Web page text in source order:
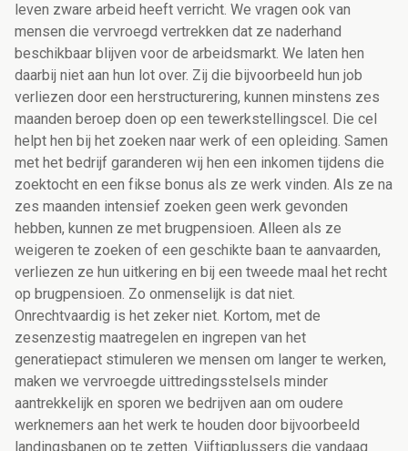
leven zware arbeid heeft verricht. We vragen ook van
mensen die vervroegd vertrekken dat ze naderhand
beschikbaar blijven voor de arbeidsmarkt. We laten hen
daarbij niet aan hun lot over. Zij die bijvoorbeeld hun job
verliezen door een herstructurering, kunnen minstens zes
maanden beroep doen op een tewerkstellingscel. Die cel
helpt hen bij het zoeken naar werk of een opleiding. Samen
met het bedrijf garanderen wij hen een inkomen tijdens die
zoektocht en een fikse bonus als ze werk vinden. Als ze na
zes maanden intensief zoeken geen werk gevonden
hebben, kunnen ze met brugpensioen. Alleen als ze
weigeren te zoeken of een geschikte baan te aanvaarden,
verliezen ze hun uitkering en bij een tweede maal het recht
op brugpensioen. Zo onmenselijk is dat niet.
Onrechtvaardig is het zeker niet. Kortom, met de
zesenzestig maatregelen en ingrepen van het
generatiepact stimuleren we mensen om langer te werken,
maken we vervroegde uittredingsstelsels minder
aantrekkelijk en sporen we bedrijven aan om oudere
werknemers aan het werk te houden door bijvoorbeeld
landingsbanen op te zetten. Vijftigplussers die vandaag